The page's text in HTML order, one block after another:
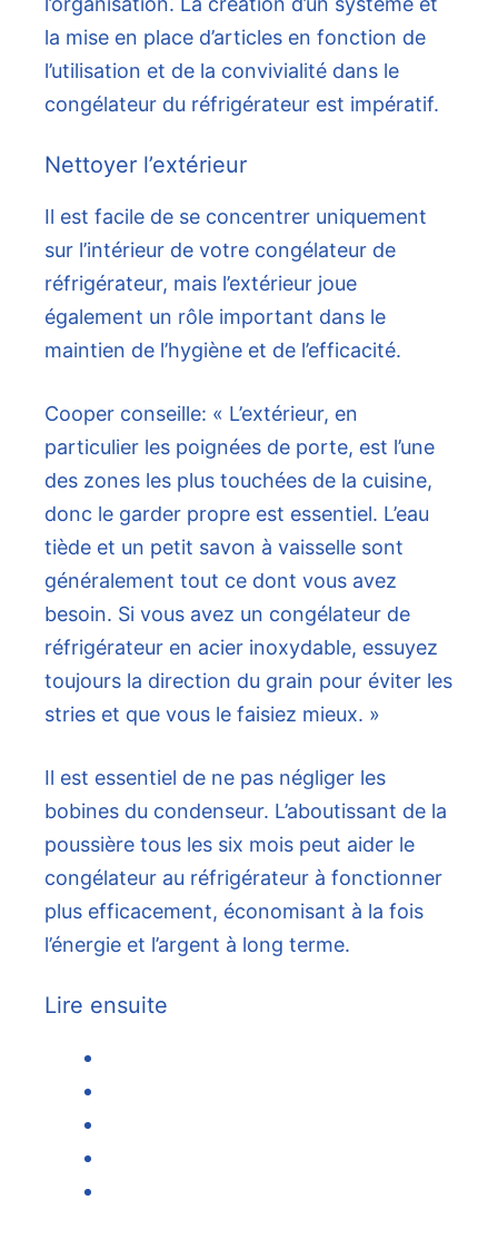
la mise en place d’articles en fonction de
l’utilisation et de la convivialité dans le
congélateur du réfrigérateur est impératif.
Nettoyer l’extérieur
Il est facile de se concentrer uniquement
sur l’intérieur de votre congélateur de
réfrigérateur, mais l’extérieur joue
également un rôle important dans le
maintien de l’hygiène et de l’efficacité.
Cooper conseille: « L’extérieur, en
particulier les poignées de porte, est l’une
des zones les plus touchées de la cuisine,
donc le garder propre est essentiel. L’eau
tiède et un petit savon à vaisselle sont
généralement tout ce dont vous avez
besoin. Si vous avez un congélateur de
réfrigérateur en acier inoxydable, essuyez
toujours la direction du grain pour éviter les
stries et que vous le faisiez mieux. »
Il est essentiel de ne pas négliger les
bobines du condenseur. L’aboutissant de la
poussière tous les six mois peut aider le
congélateur au réfrigérateur à fonctionner
plus efficacement, économisant à la fois
l’énergie et l’argent à long terme.
Lire ensuite